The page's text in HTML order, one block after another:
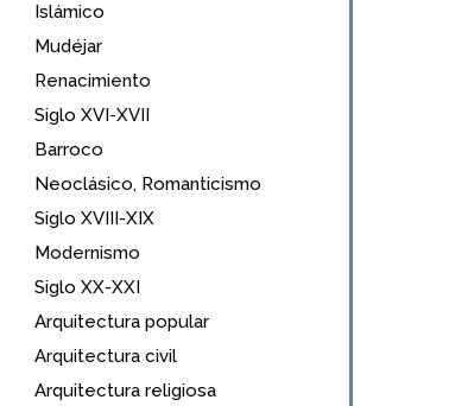
Islámico
Mudéjar
Renacimiento
Siglo XVI-XVII
Barroco
Neoclásico, Romanticismo
Siglo XVIII-XIX
Modernismo
Siglo XX-XXI
Arquitectura popular
Arquitectura civil
Arquitectura religiosa